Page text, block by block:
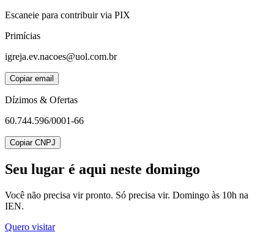
Escaneie para contribuir via PIX
Primícias
igreja.ev.nacoes@uol.com.br
Copiar email
Dízimos & Ofertas
60.744.596/0001-66
Copiar CNPJ
Seu lugar é aqui neste domingo
Você não precisa vir pronto. Só precisa vir. Domingo às 10h na
IEN.
Quero visitar